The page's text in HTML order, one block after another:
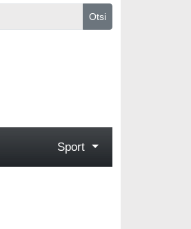
Otsi
Sport